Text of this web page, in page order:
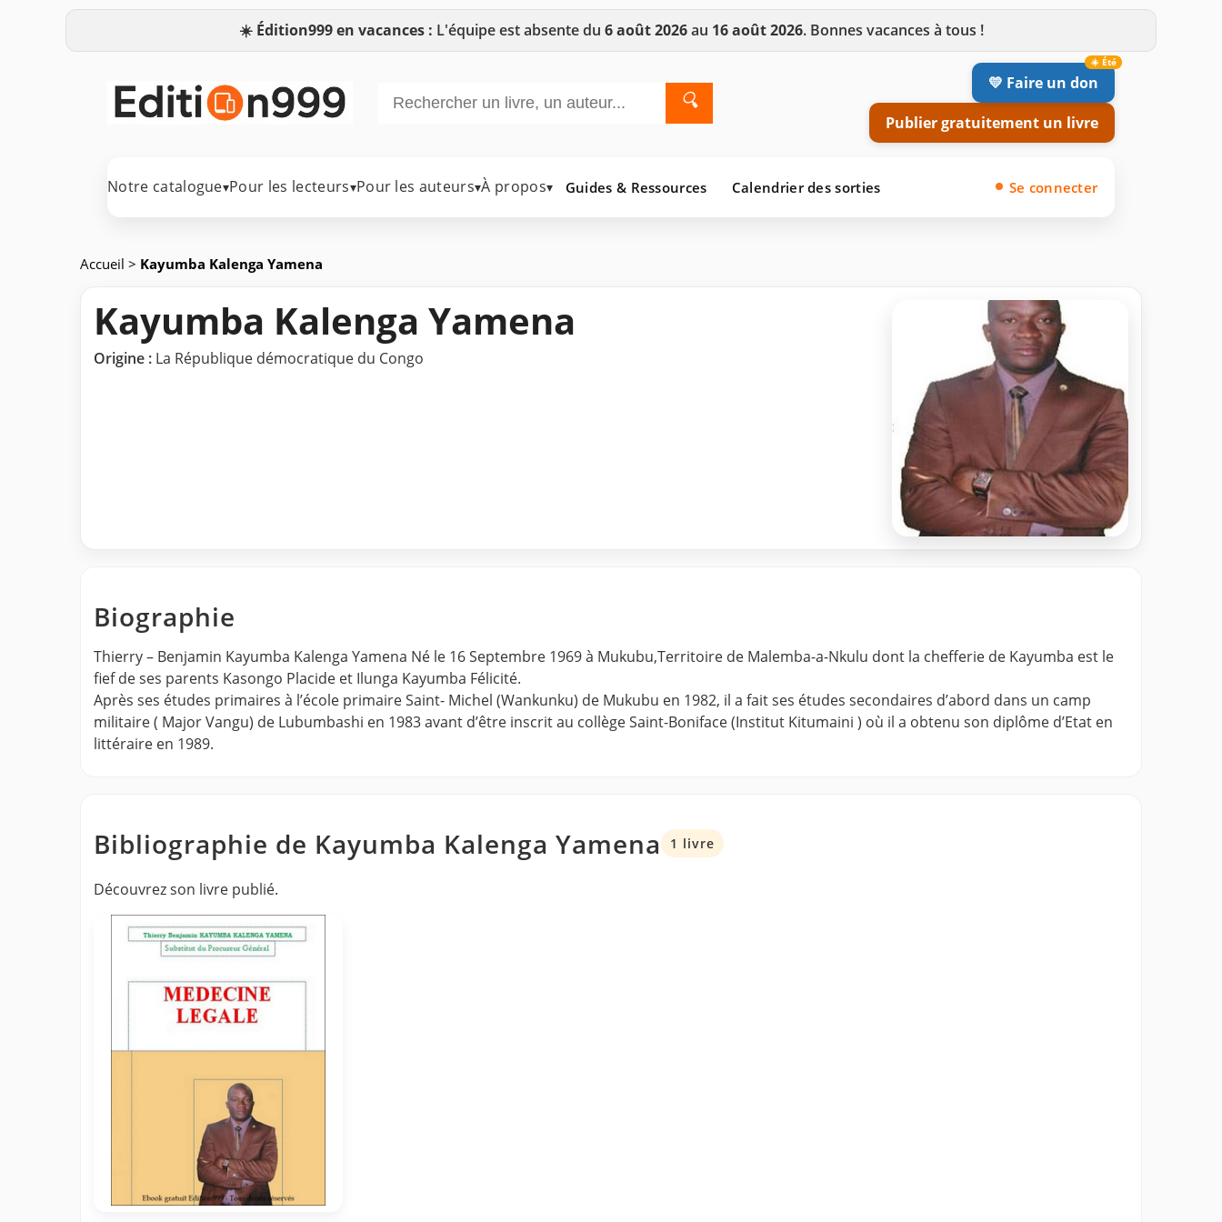
☀️ Édition999 en vacances : L'équipe est absente du 6 août 2026au 16 août 2026. Bonnes vacances à tous !
🔍
💛 Faire un don
Publier gratuitement un livre
Notre catalogue▾Pour les lecteurs▾Pour les auteurs▾À propos▾ Guides & Ressources Calendrier des sorties Se connecter
Accueil > Kayumba Kalenga Yamena
Kayumba Kalenga Yamena
Origine : La République démocratique du Congo
Biographie
Thierry – Benjamin Kayumba Kalenga Yamena Né le 16 Septembre 1969 à Mukubu,Territoire de Malemba-a-Nkulu dont la chefferie de Kayumba est le
fief de ses parents Kasongo Placide et Ilunga Kayumba Félicité.
Après ses études primaires à l’école primaire Saint- Michel (Wankunku) de Mukubu en 1982, il a fait ses études secondaires d’abord dans un camp
militaire ( Major Vangu) de Lubumbashi en 1983 avant d’être inscrit au collège Saint-Boniface (Institut Kitumaini ) où il a obtenu son diplôme d’Etat en
littéraire en 1989.
Bibliographie de Kayumba Kalenga Yamena 1 livre
Découvrez son livre publié.